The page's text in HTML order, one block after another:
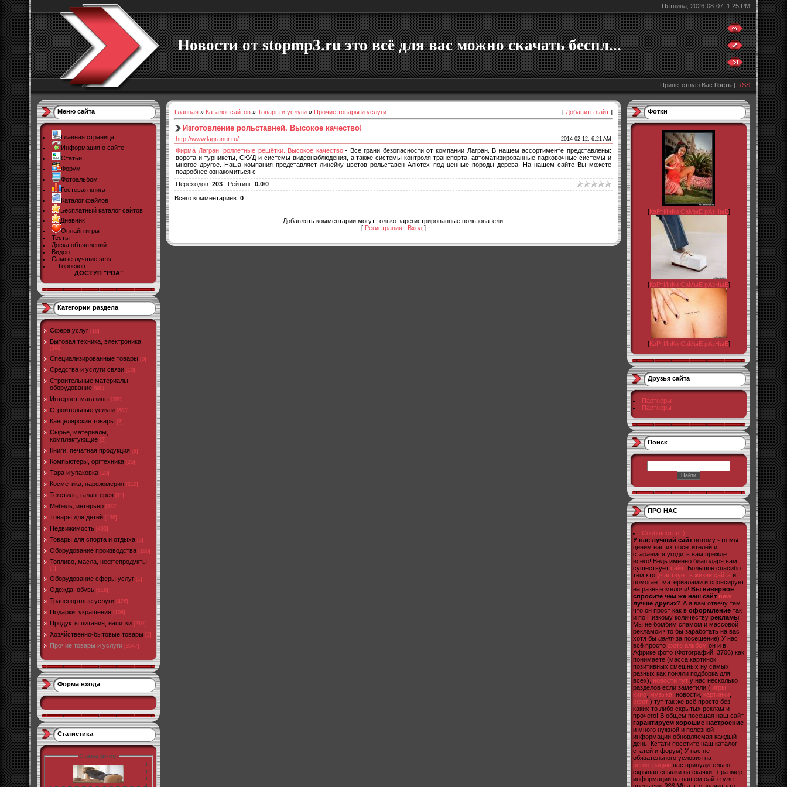
Пятница, 2026-08-07, 1:25 PM
Новости от stopmp3.ru это всё для вас можно скачать беспл...
Приветствую Вас Гость | RSS
Меню сайта
Главная страница
Информация о сайте
Статьи
Форум
Фотоальбом
Гостевая книга
Каталог файлов
Бесплатный каталог сайтов
Дневник
Онлайн игры
Тесты
Доска объявлений
Видео
Самые лучшие sms
..::Гороскоп::..
ДОСТУП "PDA"
Категории раздела
Cфера услуг [18]
Бытовая техника, электроника
[366]
Специализированные товары [0]
Средства и услуги связи [10]
Строительные материалы,
оборудование [983]
Интернет-магазины [280]
Строительные услуги [603]
Канцелярские товары [3]
Сырье, материалы,
комплектующие [2]
Книги, печатная продукция [8]
Компьютеры, оргтехника [25]
Тара и упаковка [20]
Косметика, парфюмерия [210]
Текстиль, галантерея [11]
Мебель, интерьер [387]
Товары для детей [136]
Недвижимость [493]
Товары для спорта и отдыха [5]
Оборудование производства [186]
Топливо, масла, нефтепродукты
[7]
Оборудование сферы услуг [1]
Одежда, обувь [516]
Транспортные услуги [426]
Подарки, украшения [108]
Продукты питания, напитки [210]
Хозяйственно-бытовые товары [2]
Прочие товары и услуги [3047]
Форма входа
Статистика
Статы pr-cy:
Главная » Каталог сайтов » Товары и услуги » Прочие товары и услуги [ Добавить сайт ]
Изготовление рольставней. Высокое качество!
http://www.lagranur.ru/ 2014-02-12, 6:21 AM
Фирма Лагран: роллетные решётки. Высокое качество!- Все грани безопасности от компании Лагран. В нашем ассортименте представлены:
ворота и турникеты, СКУД и системы видеонаблюдения, а также системы контроля транспорта, автоматизированные парковочные системы и
многое другое. Наша компания представляет линейку цветов рольставен Алютех под ценные породы дерева. На нашем сайте Вы можете
подробнее ознакомиться с
Переходов: 203 | Рейтинг: 0.0/0
Всего комментариев: 0
Добавлять комментарии могут только зарегистрированные пользователи.
[ Регистрация | Вход ]
Фотки
[КаРтИнКи СаМыЕ рАзНыЕ]
[КаРтИнКи СаМыЕ рАзНыЕ]
[КаРтИнКи СаМыЕ рАзНыЕ]
Друзья сайта
Партнеры
Партнеры
Поиск
ПРО НАС
Сообщество :)
У нас лучший сайт потому что мы
ценим наших посетителей и
стараемся угодить вам прежде
всего! Ведь именно благодаря вам
существует сайт! Большое спасибо
тем кто участвует в жизни сайта и
помогает материалами и спонсирует
на разные мелочи! Вы наверное
спросите чем же наш сайт new
лучше других? А я вам отвечу тем
что он прост как в оформление так
и по Низкому количеству рекламы!
Мы не бомбим спамом и массовой
рекламой что бы заработать на вас
хотя бы цент за посещение) У нас
всё просто фото альбом он и в
Африке фото (Фотографий: 3706) как
понимаете (масса картинок
позитивных смешных ну самых
разных как поняли подборка для
всех), новости тут у нас несколько
разделов если заметили ( игры
кино музыка , новости, картинки
сфот ) тут так же всё просто без
каких то либо скрытых реклам и
прочего! В общем посещая наш сайт
гарантируем хорошие настроение
и много нужной и полезной
информации обновляемая каждый
день! Кстати посетите наш каталог
статей и форум) У нас нет
обязательного условия на
регистрацию вас принудительно
скрывая ссылки на скачки! + размер
информации на нашем сайте уже